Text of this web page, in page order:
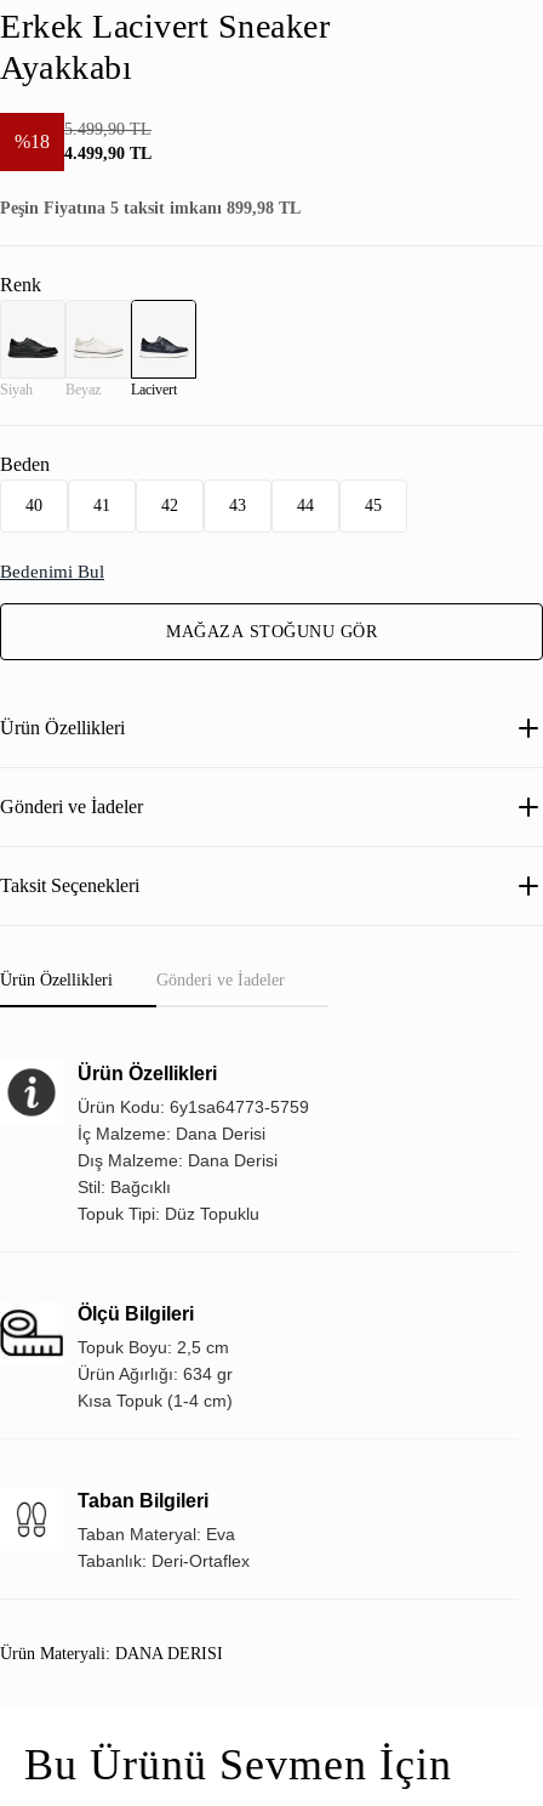
Erkek Lacivert Sneaker
Ayakkabı
%18
5.499,90 TL
4.499,90 TL
Peşin Fiyatına 5 taksit imkanı 899,98 TL
Renk
Siyah Beyaz Lacivert
Beden
40 41 42 43 44 45
Bedenimi Bul
MAĞAZA STOĞUNU GÖR
Ürün Özellikleri
Gönderi ve İadeler
Taksit Seçenekleri
Ürün Özellikleri Gönderi ve İadeler
Ürün Özellikleri
Ürün Kodu: 6y1sa64773-5759
İç Malzeme: Dana Derisi
Dış Malzeme: Dana Derisi
Stil: Bağcıklı
Topuk Tipi: Düz Topuklu
Ölçü Bilgileri
Topuk Boyu: 2,5 cm
Ürün Ağırlığı: 634 gr
Kısa Topuk (1-4 cm)
Taban Bilgileri
Taban Materyal: Eva
Tabanlık: Deri-Ortaflex
Ürün Materyali: DANA DERISI
Bu Ürünü Sevmen İçin